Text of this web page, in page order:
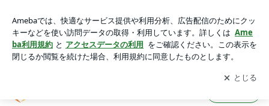
ログ
アプリをダウンロードして ブログの更新通知
を受け取りまし
ょう。
開く